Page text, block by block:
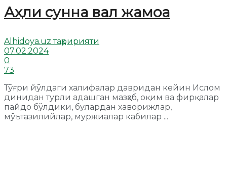
Аҳли сунна вал жамоа
Alhidoya.uz таҳририяти
07.02.2024
0
73
Тўғри йўлдаги халифалар давридан кейин Ислом
динидан турли адашган мазҳаб, оқим ва фирқалар
пайдо бўлдики, булардан хаворижлар,
мўътазилийлар, муржиалар кабилар ...